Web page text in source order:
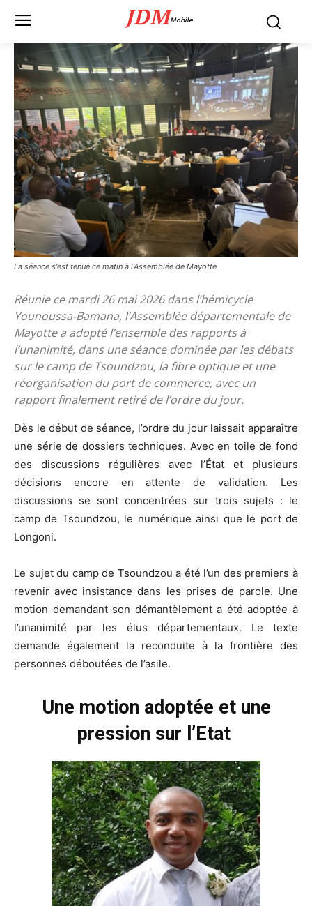
JDMMobile
La séance s'est tenue ce matin à l'Assemblée de Mayotte
Réunie ce mardi 26 mai 2026 dans l’hémicycle
Younoussa-Bamana, l’Assemblée départementale de
Mayotte a adopté l’ensemble des rapports à
l’unanimité, dans une séance dominée par les débats
sur le camp de Tsoundzou, la fibre optique et une
réorganisation du port de commerce, avec un
rapport finalement retiré de l’ordre du jour.
Dès le début de séance, l’ordre du jour laissait apparaître
une série de dossiers techniques. Avec en toile de fond
des discussions régulières avec l’État et plusieurs
décisions encore en attente de validation. Les
discussions se sont concentrées sur trois sujets : le
camp de Tsoundzou, le numérique ainsi que le port de
Longoni.
Le sujet du camp de Tsoundzou a été l’un des premiers à
revenir avec insistance dans les prises de parole. Une
motion demandant son démantèlement a été adoptée à
l’unanimité par les élus départementaux. Le texte
demande également la reconduite à la frontière des
personnes déboutées de l’asile.
Une motion adoptée et une
pression sur l’Etat